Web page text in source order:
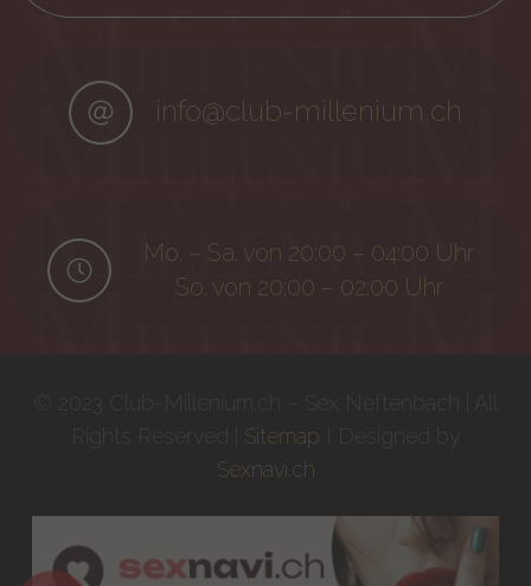
info@club-millenium.ch
Mo. – Sa. von 20:00 – 04:00 Uhr
So. von 20:00 – 02:00 Uhr
Sitemap
Sexnavi.ch